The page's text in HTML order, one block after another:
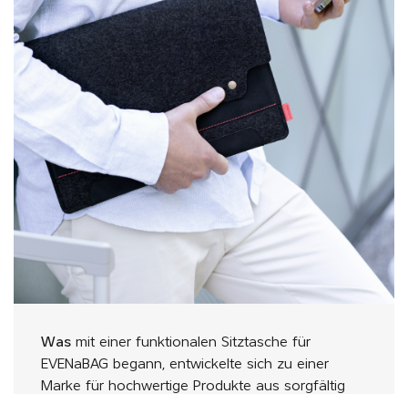
Was mit einer funktionalen Sitztasche für
EVENaBAG begann, entwickelte sich zu einer
Marke für hochwertige Produkte aus sorgfältig